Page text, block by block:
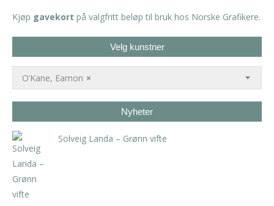
Kjøp gavekort på valgfritt beløp til bruk hos Norske Grafikere.
Velg kunstner
×
O’Kane, Eamon
Nyheter
Solveig Landa – Grønn vifte